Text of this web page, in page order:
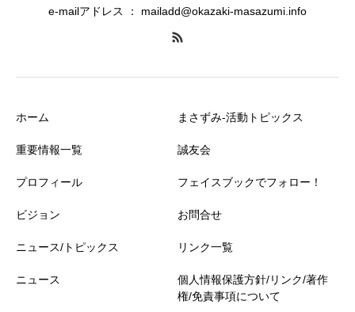
e-mailアドレス ： mailadd@okazaki-masazumi.info
ホーム
重要情報一覧
プロフィール
ビジョン
ニュース/トピックス
ニュース
まさずみ-活動トピックス
誠友会
フェイスブックでフォロー！
お問合せ
リンク一覧
個人情報保護方針/リンク/著作
権/免責事項について